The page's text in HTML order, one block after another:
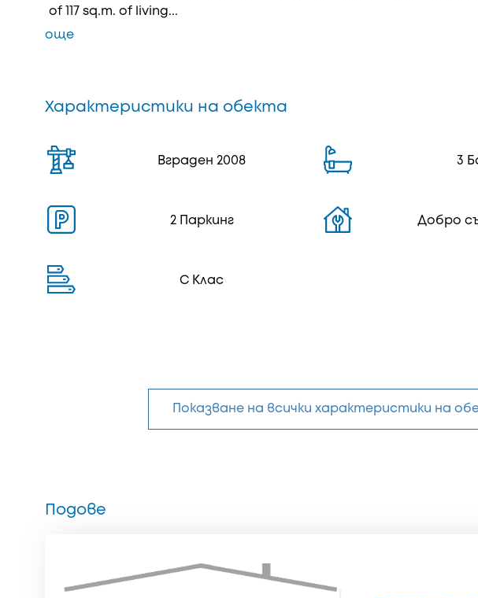
of 117 sq.m. of living...
още
Характеристики на обекта
Вграден 2008 3
2 Паркинг Добро
C Клас
Показване на всички характеристики на
Подове